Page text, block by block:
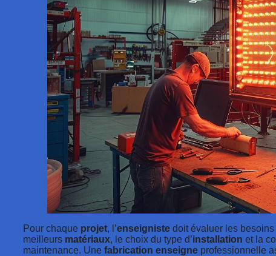
Pour chaque projet, l’enseigniste doit évaluer les besoins
meilleurs matériaux, le choix du type d’installation et la
maintenance. Une fabrication enseigne professionnelle